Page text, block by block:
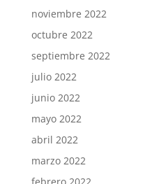
noviembre 2022
octubre 2022
septiembre 2022
julio 2022
junio 2022
mayo 2022
abril 2022
marzo 2022